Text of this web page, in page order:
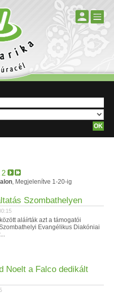
2
, Megjelenítve 1-20-ig
Szombathelyen
aláírták azt a támogatói
Evangélikus Diakóniai
Noelt a Falco dedikált